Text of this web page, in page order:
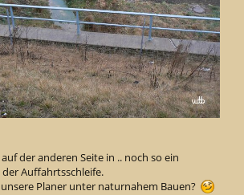
der anderen Seite in .. noch so ein
Auffahrtsschleife.
Planer unter naturnahem Bauen?